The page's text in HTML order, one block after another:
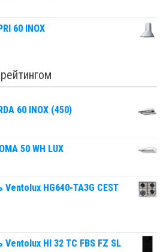
60 INOX
60 INOX (450)
50 WH LUX
Ventolux HG640-TA3G CEST
Ventolux HI 32 TC FBS FZ SL